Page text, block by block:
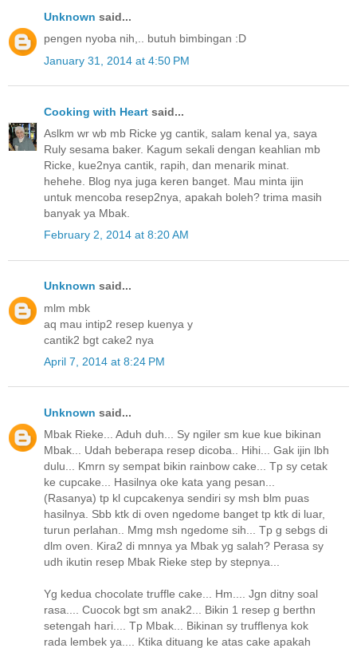
Unknown said...
pengen nyoba nih,.. butuh bimbingan :D
January 31, 2014 at 4:50 PM
Cooking with Heart said...
Aslkm wr wb mb Ricke yg cantik, salam kenal ya, saya
Ruly sesama baker. Kagum sekali dengan keahlian mb
Ricke, kue2nya cantik, rapih, dan menarik minat.
hehehe. Blog nya juga keren banget. Mau minta ijin
untuk mencoba resep2nya, apakah boleh? trima masih
banyak ya Mbak.
February 2, 2014 at 8:20 AM
Unknown said...
mlm mbk
aq mau intip2 resep kuenya y
cantik2 bgt cake2 nya
April 7, 2014 at 8:24 PM
Unknown said...
Mbak Rieke... Aduh duh... Sy ngiler sm kue kue bikinan
Mbak... Udah beberapa resep dicoba.. Hihi... Gak ijin lbh
dulu... Kmrn sy sempat bikin rainbow cake... Tp sy cetak
ke cupcake... Hasilnya oke kata yang pesan...
(Rasanya) tp kl cupcakenya sendiri sy msh blm puas
hasilnya. Sbb ktk di oven ngedome banget tp ktk di luar,
turun perlahan.. Mmg msh ngedome sih... Tp g sebgs di
dlm oven. Kira2 di mnnya ya Mbak yg salah? Perasa sy
udh ikutin resep Mbak Rieke step by stepnya...
Yg kedua chocolate truffle cake... Hm.... Jgn ditny soal
rasa.... Cuocok bgt sm anak2... Bikin 1 resep g berthn
setengah hari.... Tp Mbak... Bikinan sy trufflenya kok
rada lembek ya.... Ktika dituang ke atas cake apakah